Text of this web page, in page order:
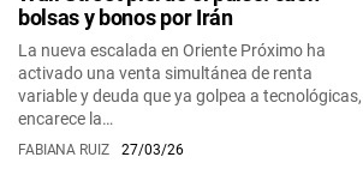
bolsas y bonos por Irán
La nueva escalada en Oriente Próximo ha
activado una venta simultánea de renta
variable y deuda que ya golpea a tecnológicas,
encarece la…
FABIANA RUIZ 27/03/26